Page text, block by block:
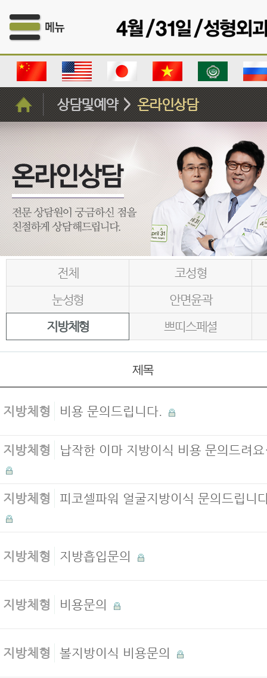
상담및예약 온라인상담
전체
코성형
눈성형
안면윤곽
지방체형
쁘띠스페셜
제목
지방체형 비용 문의드립니다.
지방체형 납작한 이마 지방이식 비용 문의드려
지방체형 피코셀파워 얼굴지방이식 문의드립니
지방체형 지방흡입문의
지방체형 비용문의
지방체형 볼지방이식 비용문의